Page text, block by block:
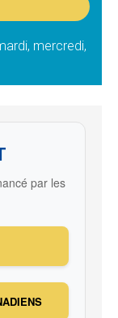
mercredi,
par les